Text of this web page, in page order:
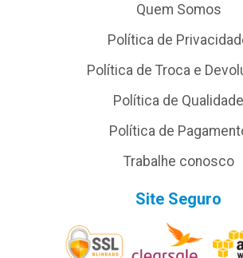
Quem Somos
Política de
Política de Troca e
Política de Qualidade
Política de
Trabalhe conosco
Site Seguro